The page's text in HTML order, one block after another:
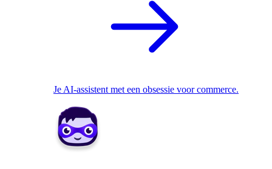
Je AI-assistent met een obsessie voor commerce.